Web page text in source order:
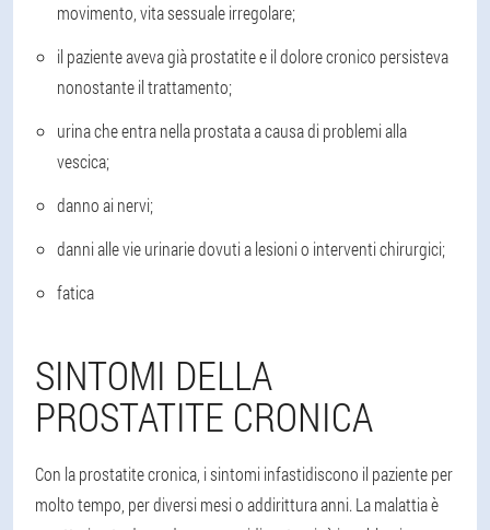
movimento, vita sessuale irregolare;
il paziente aveva già prostatite e il dolore cronico persisteva
nonostante il trattamento;
urina che entra nella prostata a causa di problemi alla
vescica;
danno ai nervi;
danni alle vie urinarie dovuti a lesioni o interventi chirurgici;
fatica
SINTOMI DELLA
PROSTATITE CRONICA
Con la prostatite cronica, i sintomi infastidiscono il paziente per
molto tempo, per diversi mesi o addirittura anni. La malattia è